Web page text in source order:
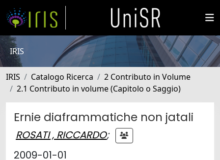
IRIS
IRIS Catalogo Ricerca
2 Contributo in Volume
2.1 Contributo in volume (Capitolo o Saggio)
Ernie diaframmatiche non jatali
ROSATI , RICCARDO;
2009-01-01